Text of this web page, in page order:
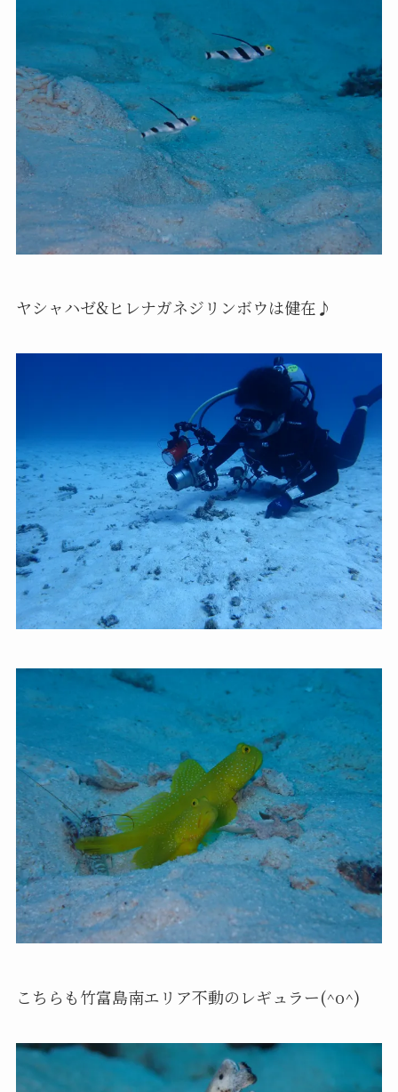
ヤシャハゼ&ヒレナガネジリンボウは健在♪
こちらも竹富島南エリア不動のレギュラー(^o^)